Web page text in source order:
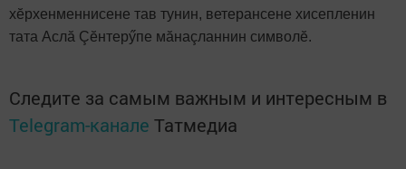
хӗрхенменнисене тав тунин, ветерансене хисепленин
тата Аслă Çӗнтерӳпе мăнаçланнин символӗ.
Следите за самым важным и интересным в
Telegram-канале Татмедиа